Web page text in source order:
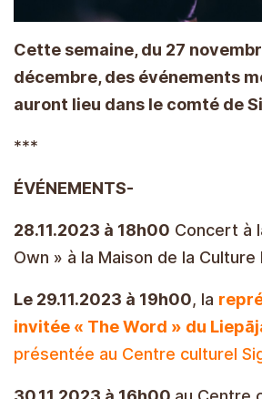
Cette semaine, du 27
décembre, des événements
auront lieu dans le comté de
***
ÉVÉNEMENTS-
28.11.2023 à 18h00 Concert à
Own » à la Maison de la Culture
Le 29.11.2023 à 19h00, la
invitée « The Word » du
présentée au Centre culturel